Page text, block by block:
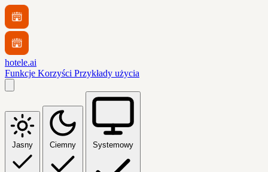
hotele.ai
Funkcje Korzyści Przykłady użycia
Jasny Ciemny Systemowy